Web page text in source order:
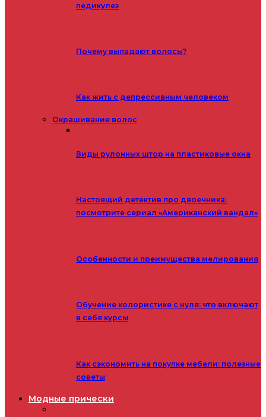
педикулез
Почему выпадают волосы?
Как жить с депрессивным человеком
Окрашивание волос
Виды рулонных штор на пластиковые окна
Настоящий детектив про двоечника:
посмотрите сериал «Американский вандал»
Особенности и преимущества мелирования
Обучение колористике с нуля: что включают
в себя курсы
Как сэкономить на покупке мебели: полезные
советы
Модные прически